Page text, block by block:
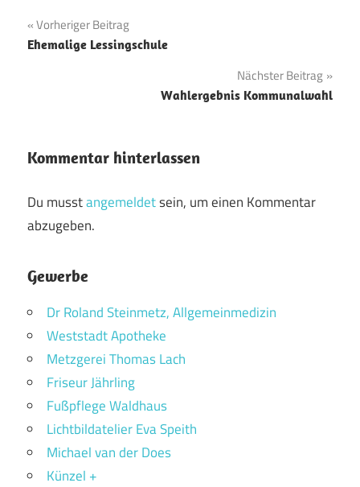
Beitragsnavigation
Vorheriger Beitrag
Ehemalige Lessingschule
Nächster Beitrag
Wahlergebnis Kommunalwahl
Kommentar hinterlassen
Du musstangemeldetsein, um einen Kommentar
abzugeben.
Gewerbe
Dr Roland Steinmetz, Allgemeinmedizin
Weststadt Apotheke
Metzgerei Thomas Lach
Friseur Jährling
Fußpflege Waldhaus
Lichtbildatelier Eva Speith
Michael van der Does
Künzel +